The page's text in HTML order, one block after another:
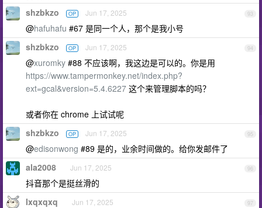
93
shzbkzo OP Jun 17, 2025
@hafuhafu #67 是同一个人，那个是我小号
94
shzbkzo OP Jun 17, 2025
@xuromky #88 不应该啊，我这边是可以的。你是用
https://www.tampermonkey.net/index.php?
ext=gcal&version=5.4.6227 这个来管理脚本的吗？
或者你在 chrome 上试试呢
95
shzbkzo OP Jun 17, 2025
@edisonwong #89 是的，业余时间做的。给你发邮件了
96
ala2008 Jun 17, 2025
抖音那个是挺丝滑的
97
lxqxqxq Jun 17, 2025